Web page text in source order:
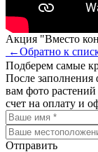
Акция "Вместо
←Обратно к
Подберем самые
После
вам фото
счет на оплату и
Отправить